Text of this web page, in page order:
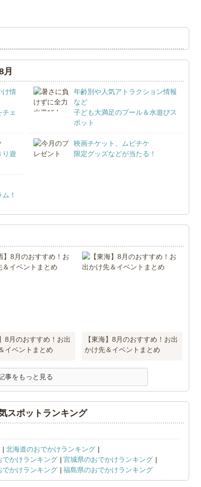
け情
ェ
年齢別や人気アトラクション情報
など
子ども大満足のプール＆水遊びス
ポット
り遊
映画チケット、ムビチケ
限定グッズなどが当たる！
！
8月のおすすめ！お出
イベントまとめ
【東海】8月のおすすめ！お出
かけ先＆イベントまとめ
事をもっと見る
スポットランキング
北海道のおでかけランキング
でかけランキング
宮城県のおでかけランキング
でかけランキング 福島県のおでかけランキング